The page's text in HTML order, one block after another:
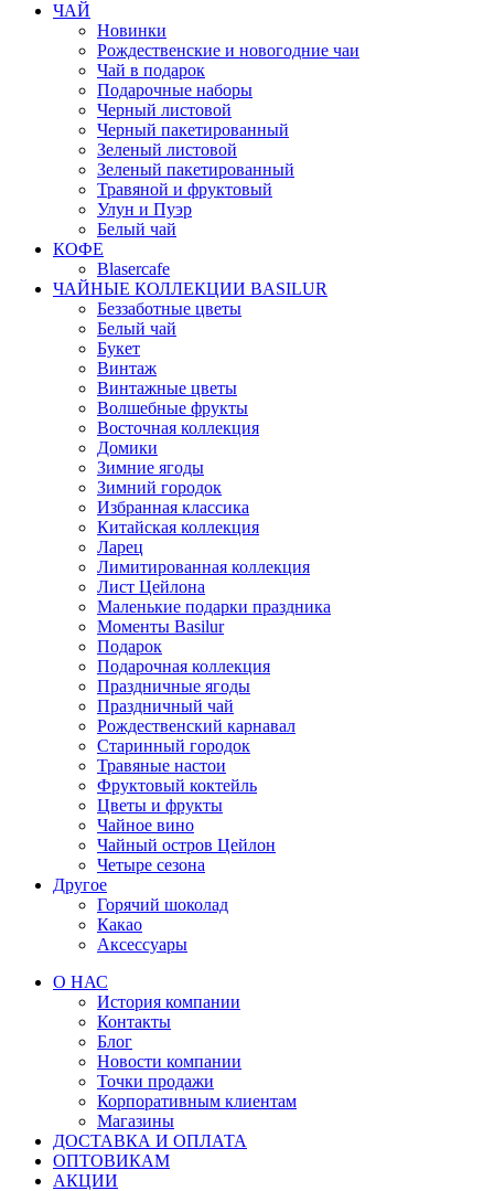
ЧАЙ
Новинки
Рождественские и новогодние чаи
Чай в подарок
Подарочные наборы
Черный листовой
Черный пакетированный
Зеленый листовой
Зеленый пакетированный
Травяной и фруктовый
Улун и Пуэр
Белый чай
КОФЕ
Blasercafe
ЧАЙНЫЕ КОЛЛЕКЦИИ BASILUR
Беззаботные цветы
Белый чай
Букет
Винтаж
Винтажные цветы
Волшебные фрукты
Восточная коллекция
Домики
Зимние ягоды
Зимний городок
Избранная классика
Китайская коллекция
Ларец
Лимитированная коллекция
Лист Цейлона
Маленькие подарки праздника
Моменты Basilur
Подарок
Подарочная коллекция
Праздничные ягоды
Праздничный чай
Рождественский карнавал
Старинный городок
Травяные настои
Фруктовый коктейль
Цветы и фрукты
Чайное вино
Чайный остров Цейлон
Четыре сезона
Другое
Горячий шоколад
Какао
Аксессуары
О НАС
История компании
Контакты
Блог
Новости компании
Точки продажи
Корпоративным клиентам
Магазины
ДОСТАВКА И ОПЛАТА
ОПТОВИКАМ
АКЦИИ